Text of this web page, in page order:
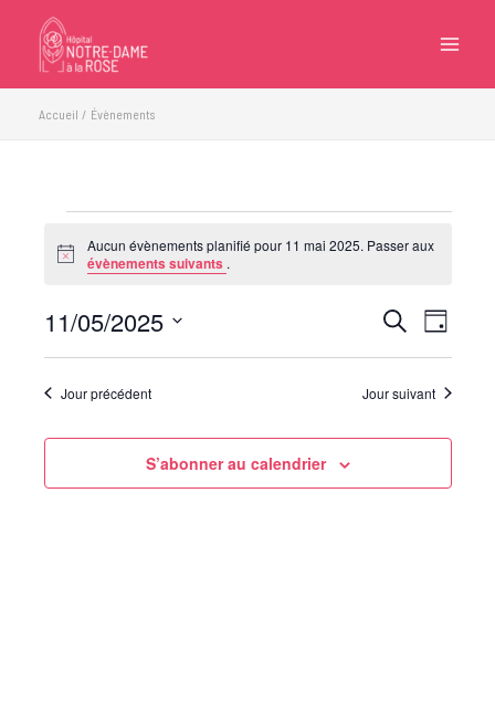
contenu
Accueil Évènements
for
2025
Notice
Aucun évènements planifié pour 11 mai 2025. Passer aux
évènements suivants .
Recherche
de
Recherche
Jour
11/05/2025
date.
Jour précédent Jour suivant
S’abonner au calendrier